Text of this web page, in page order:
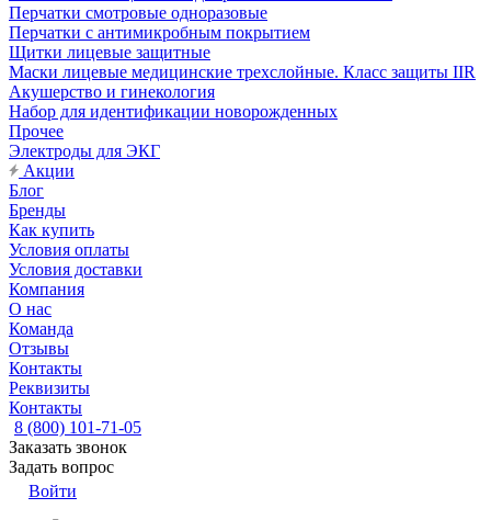
Перчатки смотровые одноразовые
Перчатки с антимикробным покрытием
Щитки лицевые защитные
Маски лицевые медицинские трехслойные. Класс защиты IIR
Акушерство и гинекология
Набор для идентификации новорожденных
Прочее
Электроды для ЭКГ
Акции
Блог
Бренды
Как купить
Условия оплаты
Условия доставки
Компания
О нас
Команда
Отзывы
Контакты
Реквизиты
Контакты
8 (800) 101-71-05
Заказать звонок
Задать вопрос
Войти